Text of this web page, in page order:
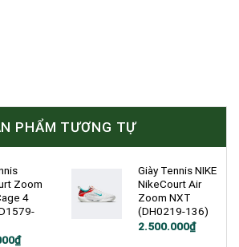
PHẨM TƯƠNG TỰ
Zoom
4
₫
Giày Tennis NIKE
NikeCourt Air
Zoom NXT
(DH0219-136)
Giá
2.500.000₫
Giá